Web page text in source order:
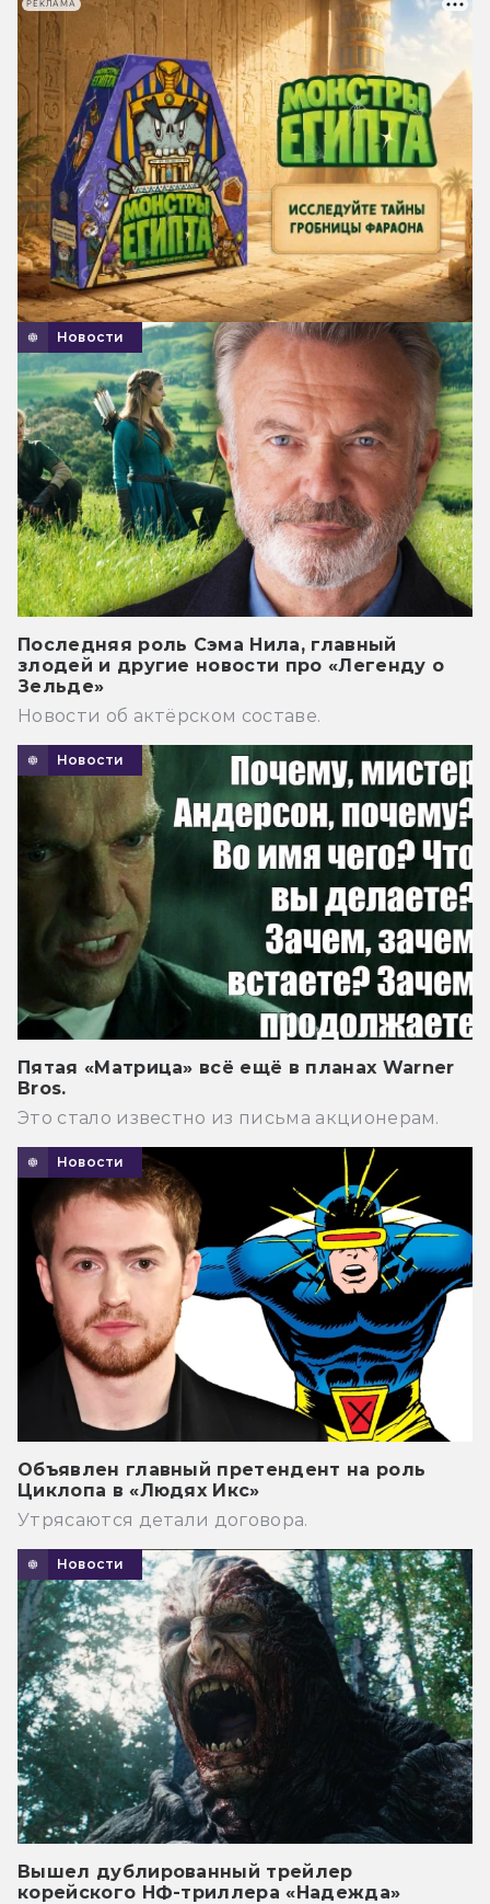
Новости
Последняя роль Сэма Нила, главный
злодей и другие новости про «Легенду о
Зельде»
Новости об актёрском составе.
Новости
Пятая «Матрица» всё ещё в планах Warner
Bros.
Это стало известно из письма акционерам.
Новости
Объявлен главный претендент на роль
Циклопа в «Людях Икс»
Утрясаются детали договора.
Новости
Вышел дублированный трейлер
корейского НФ-триллера «Надежда»
РЕКЛАМА